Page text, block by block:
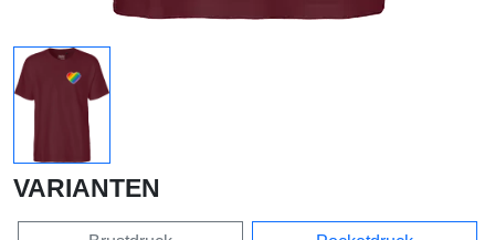
VARIANTEN